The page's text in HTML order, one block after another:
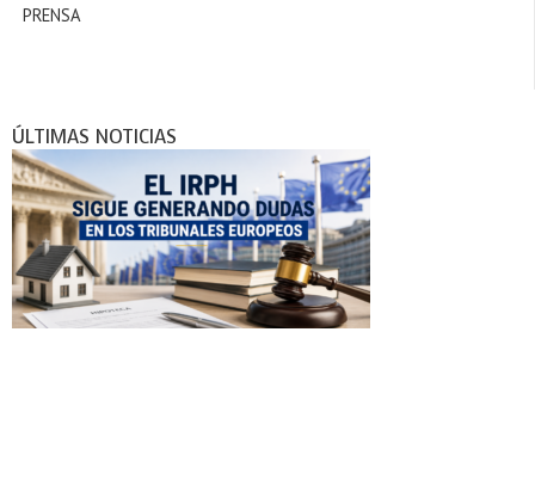
PRENSA
ÚLTIMAS NOTICIAS